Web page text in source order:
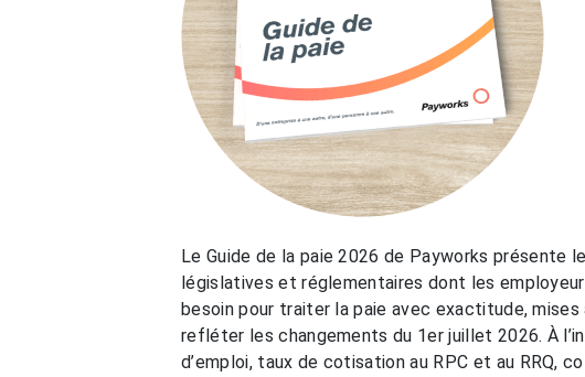
Le Guide de la paie 2026 de Payworks présente
législatives et réglementaires dont les
besoin pour traiter la paie avec exactitude, mises
refléter les changements du 1er juillet 2026. À
d’emploi, taux de cotisation au RPC et au RRQ,